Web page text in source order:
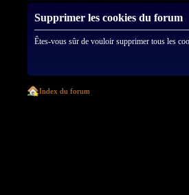
Supprimer les cookies du forum
Êtes-vous sûr de vouloir supprimer tous les
Index du forum